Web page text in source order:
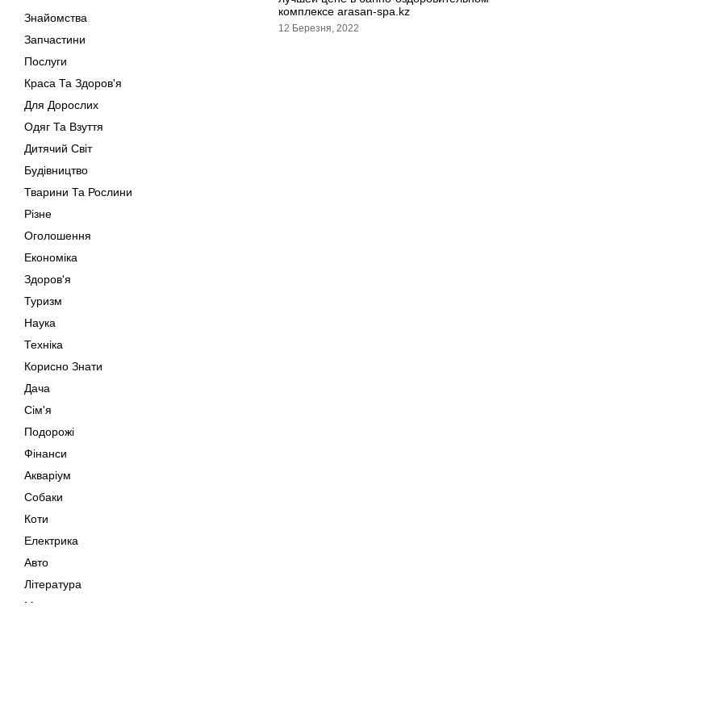
Знайомства
Запчастини
Послуги
Краса Та Здоров'я
Для Дорослих
Одяг Та Взуття
Дитячий Світ
Будівництво
Тварини Та Рослини
Різне
Оголошення
Економіка
Здоров'я
Туризм
Наука
Техніка
Корисно Знати
Дача
Сім'я
Подорожі
Фінанси
Акваріум
Собаки
Коти
Електрика
Авто
Література
Музика
комплексе arasan-spa.kz
12 Березня, 2022